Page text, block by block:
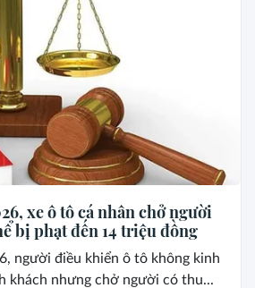
xe ô tô cá nhân chở người
bị phạt đến 14 triệu đồng
người điều khiển ô tô không kinh
khách nhưng chở người có thu...